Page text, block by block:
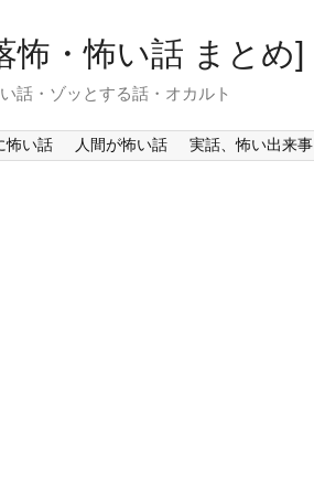
怖・怖い話 まとめ]
話・ゾッとする話・オカルト
怖い話 人間が怖い話 実話、怖い出来事